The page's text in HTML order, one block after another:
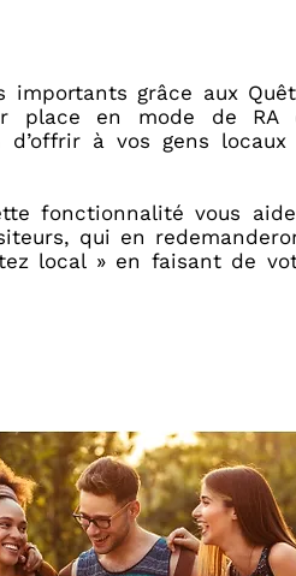
grâce aux
place en mode de RA
à vos gens locaux
fonctionnalité vous
qui en
local » en faisant de